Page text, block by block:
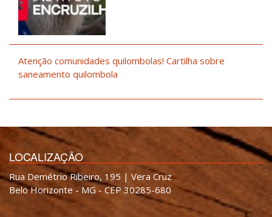
Atenção comunidades quilombolas! Cartilha sobre
saneamento quilombola
LOCALIZAÇÃO
Rua Demétrio Ribeiro, 195 | Vera Cruz
Belo Horizonte - MG - CEP 30285-680